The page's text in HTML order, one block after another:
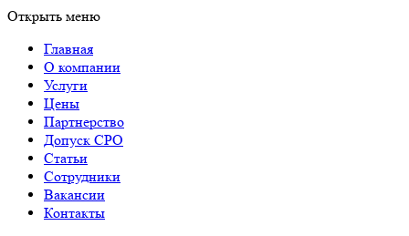
Открыть меню
Главная
О компании
Услуги
Цены
Партнерство
Допуск СРО
Статьи
Сотрудники
Вакансии
Контакты